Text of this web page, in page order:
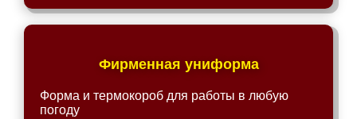
Фирменная униформа
Форма и термокороб для работы в любую
погоду